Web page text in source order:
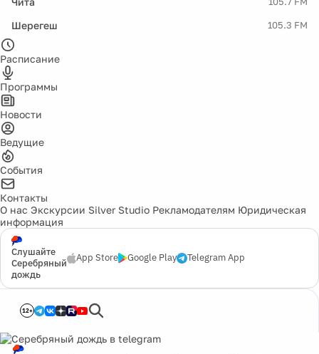
Шерегеш 105.3 FM
Расписание
Программы
Новости
Ведущие
События
Контакты
О нас Экскурсии Silver Studio Рекламодателям Юридическая
информация
Слушайте
Серебряный
дождь
App Store Google Play Telegram App
12+